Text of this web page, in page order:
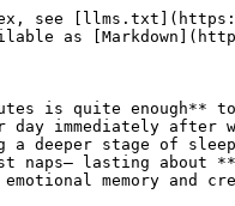
see
as
is quite enough**
immediately after
deeper stage of
naps— lasting
memory and